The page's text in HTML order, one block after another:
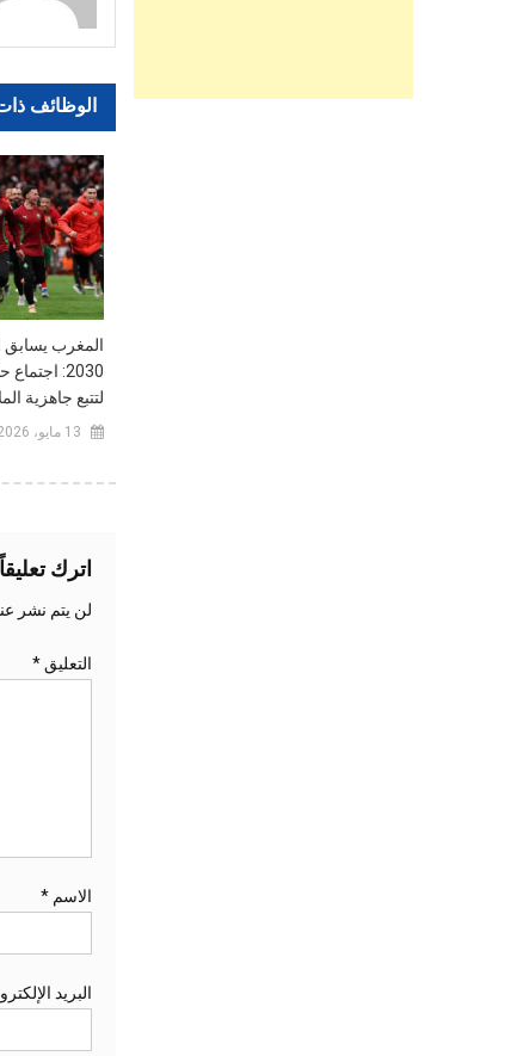
الوظائف
المغرب يسابق
2030:
لتتبع جاهزية
13 مايو، 2026
اترك تعليقاً
لن يتم نشر
التعليق *
الاسم *
البريد